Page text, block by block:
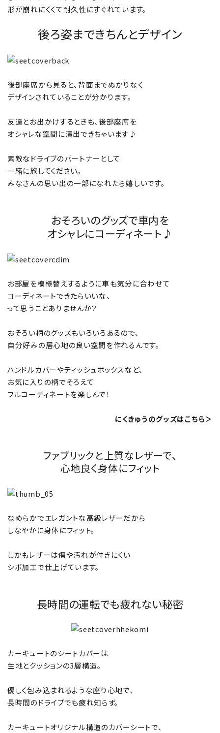
形が崩れにくくて耐久性にすぐれています。
後ろ姿まできちんとデザイン
後部座席から見ると、背面までぬかりなく
デザインされていることが分かります。
友達とお出かけするときも、後部座席を
オシャレな空間に演出できちゃいます♪
素敵なドライブのパートナーとして
一緒に旅してください。
みなさんの思い出の一部になれたら嬉しいです。
おそろいのグッズで車内を
オシャレにコーディネート♪
お部屋を模様替えするように車も気分に合わせて
コーディネートできたらいいな、
って思うことありませんか？
おそろい柄のグッズもいろいろあるので、
自分好みの居心地の良い空間を作れるんです。
ハンドルカバーやティッシュボックスなど、
お気に入りの柄でそろえて
フルコーディネートを楽しんで！
にくきゅうのグッズはこちら＞
ファブリックと上質なレザーで、
心地良く身体にフィット
なめらかでエレガントな高級レザーだから
しなやかに身体にフィット。
しかもレザーは傷や汚れが付きにくい
シボ加工で仕上げています。
長時間の運転でも疲れない秘密
カーキュートのシートカバーは
生地とクッションの3層構造。
優しく包み込まれるような座り心地で、
長時間のドライブでも疲れ知らず。
カーキュートオリジナル構造のカバーシートで、